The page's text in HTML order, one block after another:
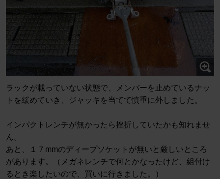
ラックが載っていない状態で、メンバーを止めているナッ
トを緩めていき、ジャッキを当てて慎重に外しました。
インパクトレンチが無かったら挫折していたかも知れませ
ん。
あと、１７mmのディープソケットが無いと厳しいところ
があります。（メガネレンチで何とかなったけど、組付け
るとき楽したいので、買いに行きました。）